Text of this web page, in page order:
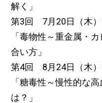
解く」
第3回 7月20日（木）
「毒物性～重金属・
合い方」
第4回 8月24日（木）
「糖毒性～慢性的な
は？」